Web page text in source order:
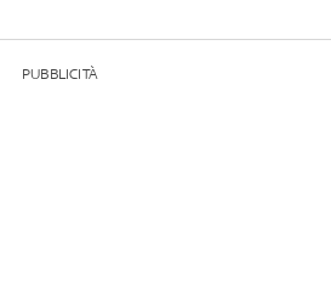
PUBBLICITÀ